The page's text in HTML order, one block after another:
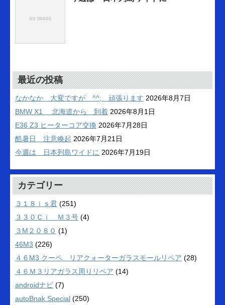
最近の投稿
なかなか 大変ですが ^^; 頑張ります 2026年8月7日
BMW X1 北海道から 到着 2026年8月1日
E36 Z3 ヒーターコア交換 2026年7月28日
酷暑日 注意喚起 2026年7月21日
今週は 日本列島ワイドに 2026年7月19日
カテゴリー
３１８ｉｓ君 (251)
３３０Ｃｉ Ｍ３号 (4)
３M２０８０ (1)
46M3 (226)
４６M3 クーペ リアクォーターガラスモールリペア (28)
４６Ｍ３リアガラス周りリペア (14)
androidナビ (7)
autoBnak Special (250)